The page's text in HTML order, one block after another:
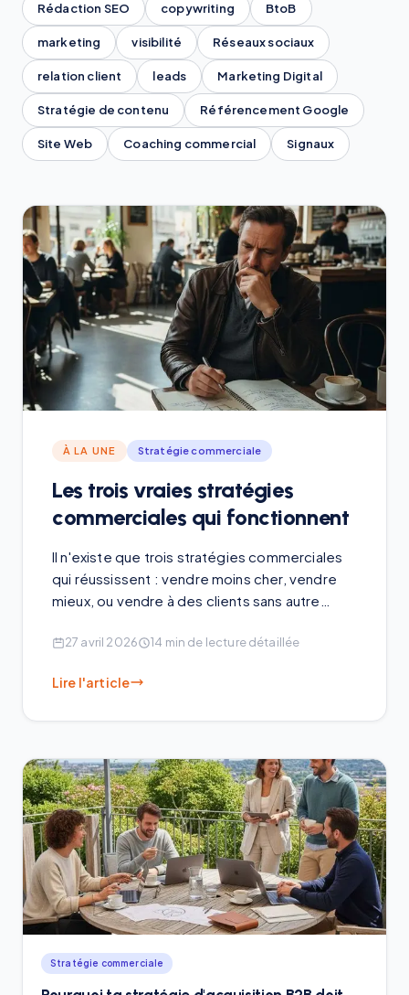
Rédaction SEO copywriting BtoB
marketing visibilité Réseaux sociaux
relation client leads Marketing Digital
Stratégie de contenu Référencement Google
Site Web Coaching commercial Signaux
À LA UNE Stratégie commerciale
Les trois vraies stratégies
commerciales qui fonctionnent
Il n'existe que trois stratégies commerciales
qui réussissent : vendre moins cher, vendre
mieux, ou vendre à des clients sans autre
marché et de savoir précisément ce que l'on
27 avril 2026 14 min de lecture détaillée
Lire l'article
Stratégie commerciale